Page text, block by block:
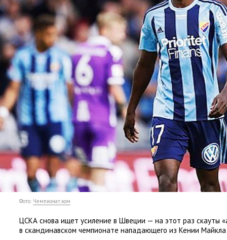
Фото: Чемпионат.ком
ЦСКА снова ищет усиление в Швеции — на этот раз скауты «
в скандинавском чемпионате нападающего из Кении Майкла